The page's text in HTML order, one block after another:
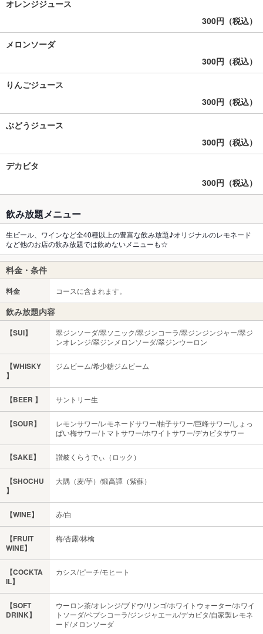
オレンジジュース
300円（税込）
メロンソーダ
300円（税込）
りんごジュース
300円（税込）
ぶどうジュース
300円（税込）
デカビタ
300円（税込）
飲み放題メニュー
生ビール、ワインなど全40種以上の豊富な飲み放題♪オリジナルのレモネード
など他のお店の飲み放題では飲めないメニューも☆
料金・条件
料金 コースに含まれます。
飲み放題内容
【SUI】
翠ジンソーダ/翠ソニック/翠ジンコーラ/翠ジンジンジャー/翠ジ
ンオレンジ/翠ジンメロンソーダ/翠ジンウーロン
【WHISKY
】
ジムビーム/希少糖ジムビーム
【BEER 】 サントリー生
【SOUR】
レモンサワー/レモネードサワー/柚子サワー/巨峰サワー/しょっ
ぱい梅サワー/トマトサワー/ホワイトサワー/デカビタサワー
【SAKE】 讃岐くらうでぃ（ロック）
【SHOCHU
】
大隅（麦/芋）/鍛高譚（紫蘇）
【WINE】 赤/白
【FRUIT
WINE】
梅/杏露/林檎
【COCKTA
IL】
カシス/ピーチ/モヒート
【SOFT
DRINK】
ウーロン茶/オレンジ/ブドウ/リンゴ/ホワイトウォーター/ホワイ
トソーダ/ペプシコーラ/ジンジャエール/デカビタ/自家製レモネ
ード/メロンソーダ